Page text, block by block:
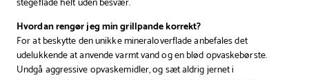
Hvordan rengør jeg min grillpande korrekt?
For at beskytte den unikke mineraloverflade anbefales det
udelukkende at anvende varmt vand og en blød opvaskebørste.
Undgå aggressive opvaskemidler, og sæt aldrig jernet i